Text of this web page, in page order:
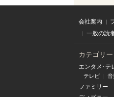
会社案内
一般の読
カテゴリー
エンタメ･テ
テレビ 音
ファミリー